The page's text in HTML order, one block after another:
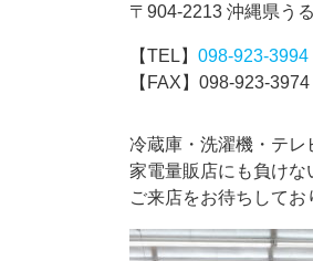
〒904-2213 沖縄県う
【TEL】 098-923-3994
【FAX】098-923-3974
冷蔵庫・洗濯機・テ
家電量販店にも負け
ご来店をお待ちしてお